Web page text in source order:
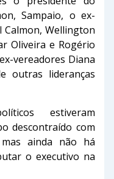
Sampaio, o ex-
Wellington
Oliveira e Rogério
vereadores Diana
outras lideranças
estiveram
descontraído com
ainda não há
o executivo na